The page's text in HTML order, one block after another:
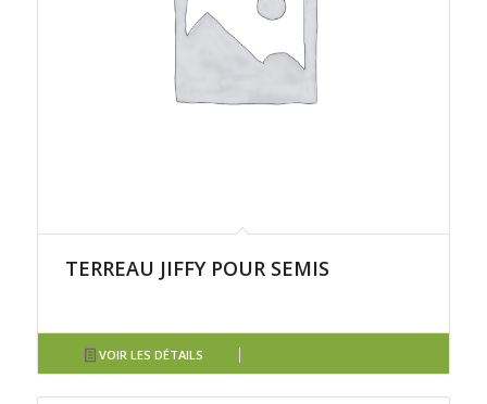
TERREAU JIFFY POUR SEMIS
VOIR LES DÉTAILS